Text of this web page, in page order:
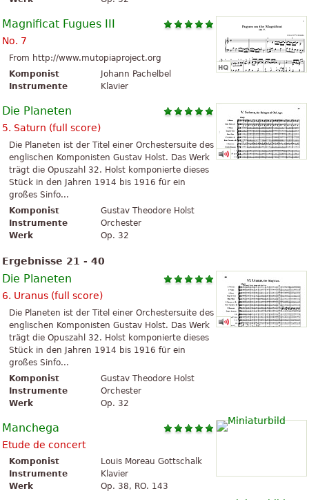
Magnificat Fugues III
No. 7
From http://www.mutopiaproject.org
Komponist
Johann Pachelbel
Instrumente
Klavier
Die Planeten
5. Saturn (full score)
Die Planeten ist der Titel einer Orchestersuite des
englischen Komponisten Gustav Holst. Das Werk
trägt die Opuszahl 32. Holst komponierte dieses
Stück in den Jahren 1914 bis 1916 für ein
großes Sinfo...
Komponist
Gustav Theodore Holst
Instrumente
Orchester
Werk
Op. 32
Ergebnisse 21 - 40
Die Planeten
6. Uranus (full score)
Die Planeten ist der Titel einer Orchestersuite des
englischen Komponisten Gustav Holst. Das Werk
trägt die Opuszahl 32. Holst komponierte dieses
Stück in den Jahren 1914 bis 1916 für ein
großes Sinfo...
Komponist
Gustav Theodore Holst
Instrumente
Orchester
Werk
Op. 32
Manchega
Etude de concert
Komponist
Louis Moreau Gottschalk
Instrumente
Klavier
Werk
Op. 38, RO. 143